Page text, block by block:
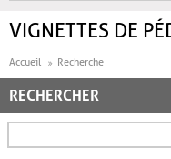
VIGNETTES DE
Accueil Recherche
RECHERCHER